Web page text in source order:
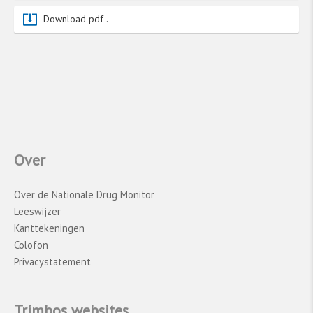
Download pdf .
beeld of aangetroffen parafernalia.
daadwerkelijk 3-MMC bevatte. De rest bestond
uit andere cathinonen, zoals 3-CMC, 2-MMC,
DMP en/of andere stoffen.
Tot slot verschilt de volledigheid van de
Over
Over de Nationale Drug Monitor
Leeswijzer
Kanttekeningen
Colofon
Privacystatement